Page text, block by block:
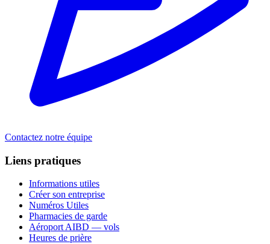
Contactez notre équipe
Liens pratiques
Informations utiles
Créer son entreprise
Numéros Utiles
Pharmacies de garde
Aéroport AIBD — vols
Heures de prière